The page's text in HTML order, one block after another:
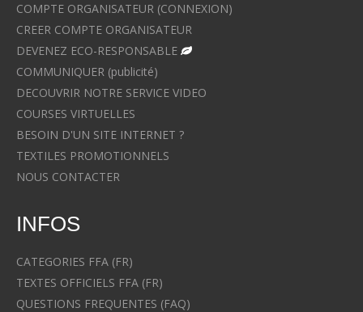
COMPTE ORGANISATEUR (CONNEXION)
CREER COMPTE ORGANISATEUR
DEVENEZ ECO-RESPONSABLE
COMMUNIQUER (publicité)
DECOUVRIR NOTRE SERVICE VIDEO
COURSES VIRTUELLES
BESOIN D'UN SITE INTERNET ?
TEXTILES PROMOTIONNELS
NOUS CONTACTER
INFOS
CATEGORIES FFA (FR)
TEXTES OFFICIELS FFA (FR)
QUESTIONS FREQUENTES (FAQ)